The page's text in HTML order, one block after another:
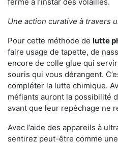
Une action curative à travers
Pour cette méthode de lutte
faire usage de tapette, de
encore de colle glue qui
souris qui vous dérangent.
compléter la lutte chimique.
méfiants auront la possibilité
avant que leur repêchage ne
Avec l’aide des appareils à
sentirez peut-être comme